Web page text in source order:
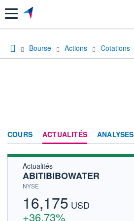
Menu
Bourse Actions Cotations
COURS ACTUALITÉS ANALYSES
Actualités
ABITIBIBOWATER
NYSE
16,175 USD
+36,73%